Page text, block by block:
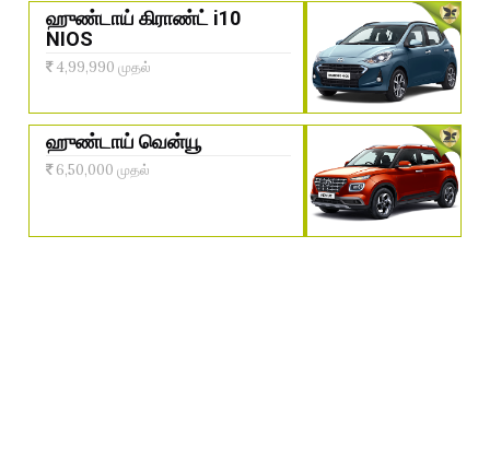
ஹுண்டாய் கிராண்ட் i10
NIOS
4,99,990 முதல்
ஹுண்டாய் வென்யூ
6,50,000 முதல்